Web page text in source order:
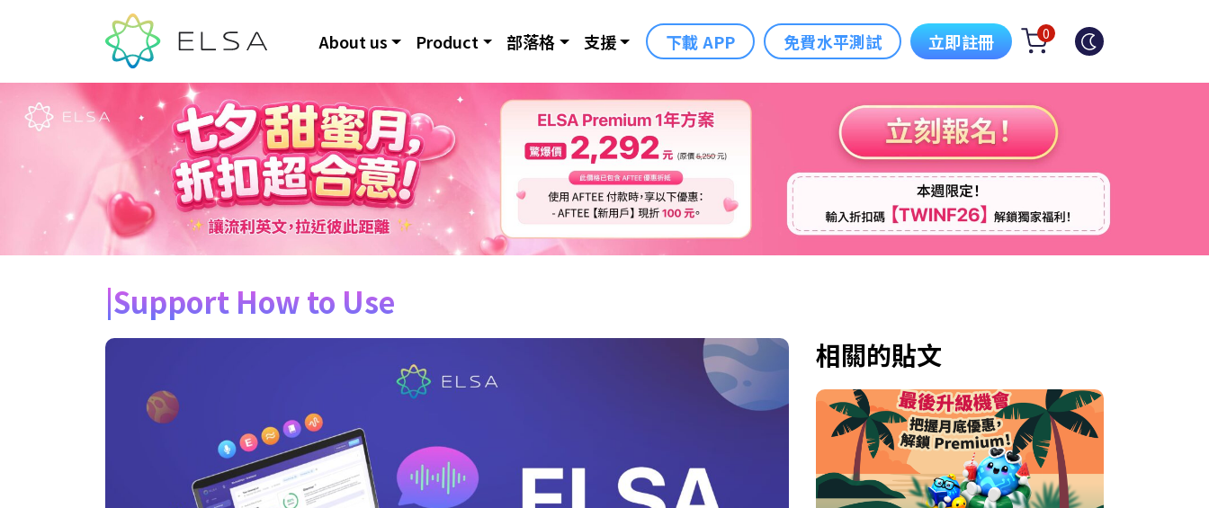
About us Product 部落格 支援 下載 APP 免費水平測試 立即註冊 0
Support How to Use
相關的貼文